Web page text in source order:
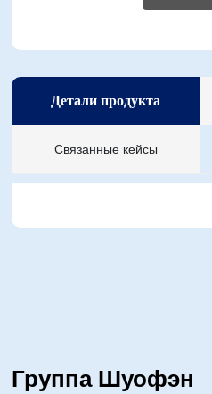
Детали продукта
Связанные кейсы
Группа Шуофэн